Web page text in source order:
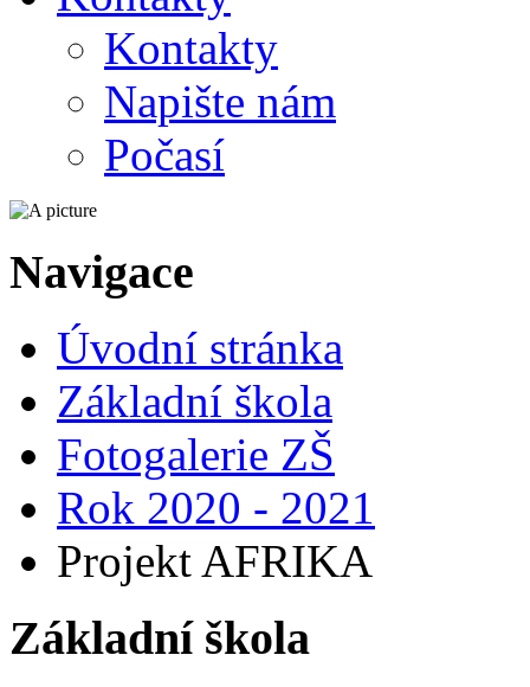
Kontakty
Napište nám
Počasí
Navigace
Úvodní stránka
Základní škola
Fotogalerie ZŠ
Rok 2020 - 2021
Projekt AFRIKA
Základní škola